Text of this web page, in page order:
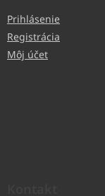
Prihlásenie
Registrácia
Môj účet